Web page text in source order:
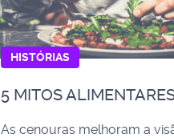
HISTÓRIAS
5 MITOS
As cenouras melhoram a